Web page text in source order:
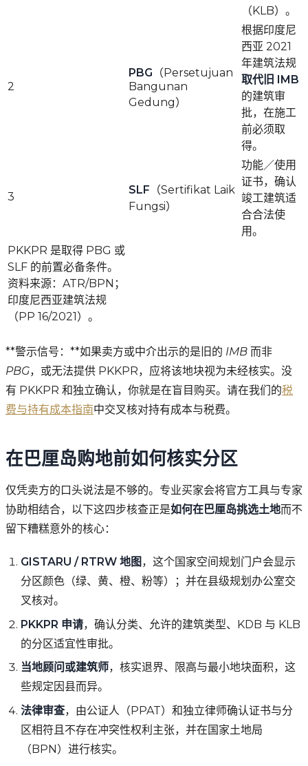
（KLB）。
2
PBG （Persetujuan
Bangunan
Gedung）
根据印度尼
西亚 2021
年建筑法规
取代旧 IMB
的建筑审
批，在施工
前必须取
得。
3
SLF （Sertifikat Laik
Fungsi）
功能／使用
证书，确认
竣工建筑适
合合法使
用。
PKKPR 是取得 PBG 或
SLF 的前置必备条件。
资料来源：ATR/BPN；
印度尼西亚建筑法规
（PP 16/2021）。
**警示信号：**如果卖方或中介出示的是旧的 IMB 而非
PBG，或无法提供 PKKPR，应将该地块视为未经核实。没
有 PKKPR 和独立确认，你就是在盲目购买。请在我们的税
费与持有成本指南中交叉核对持有成本与税费。
在巴厘岛购地前如何核实分区
仅凭卖方的口头说法是不够的。专业买家会将官方工具与专家
协助相结合，以下这四步核查正是如何在巴厘岛挑选土地而不
留下糟糕意外的核心：
GISTARU / RTRW 地图 ，这个国家空间规划门户会显示
分区颜色（绿、黄、橙、粉等）；并在县级规划办公室交
叉核对。
PKKPR 申请，确认分类、允许的建筑类型、KDB 与 KLB
的分区适宜性审批。
当地顾问或建筑师，核实退界、限高与最小地块面积，这
些规定因县而异。
法律审查，由公证人（PPAT）和独立律师确认证书与分
区相符且不存在冲突性权利主张，并在国家土地局
（BPN）进行核实。